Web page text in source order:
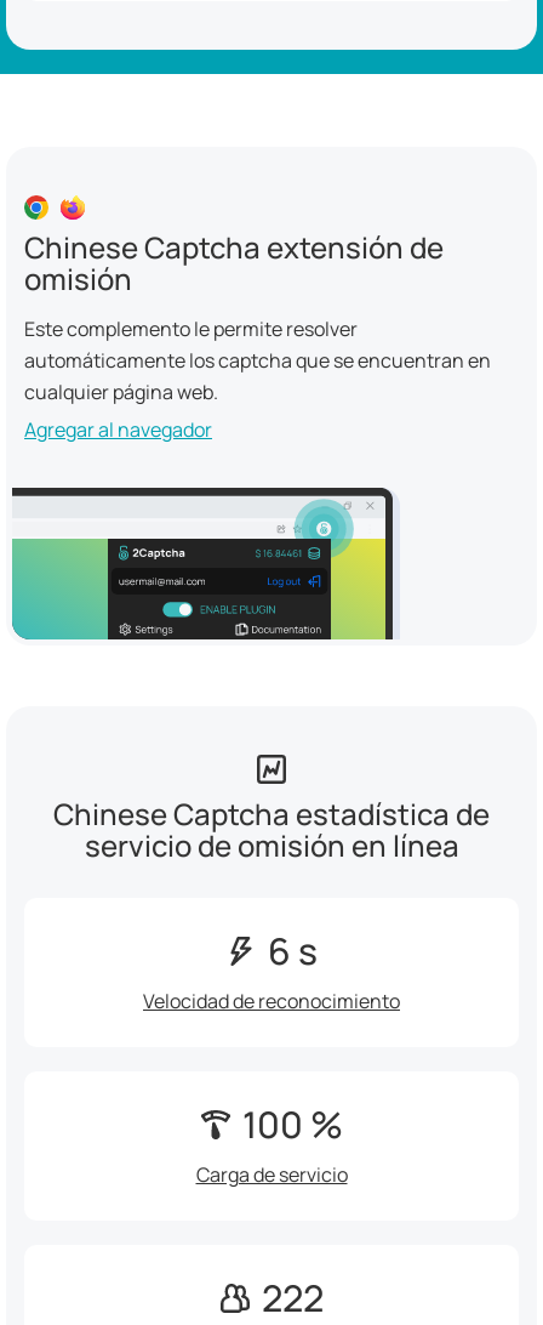
Chinese Captcha extensión de
omisión
Este complemento le permite resolver
automáticamente los captcha que se encuentran en
cualquier página web.
Agregar al navegador
Chinese Captcha estadística de
servicio de omisión en línea
6 s
Velocidad de reconocimiento
100 %
Carga de servicio
222